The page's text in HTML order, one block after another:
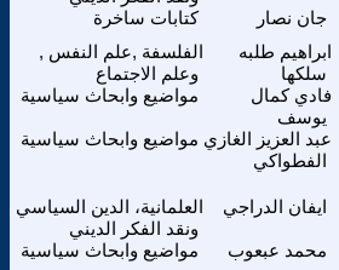
كتابات ساخرة جان نصار
الفلسفة ,علم النفس ,
وعلم الاجتماع
ابراهيم طلبه
سلكها
مواضيع وابحاث سياسية
فادي كمال
يوسف
مواضيع وابحاث سياسية عبد العزيز الغازي
الفطواكي
العلمانية، الدين السياسي
ونقد الفكر الديني
ايفان الدراجي
مواضيع وابحاث سياسية محمد عبعوب